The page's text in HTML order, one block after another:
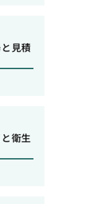
見積
衛生